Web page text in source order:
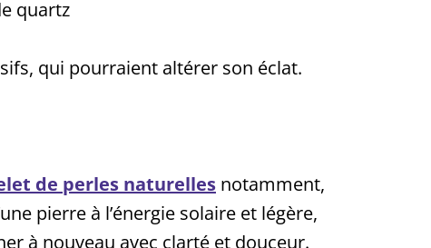
quartz
qui pourraient altérer son éclat.
de perles naturelles notamment,
pierre à l’énergie solaire et légère,
à nouveau avec clarté et douceur.